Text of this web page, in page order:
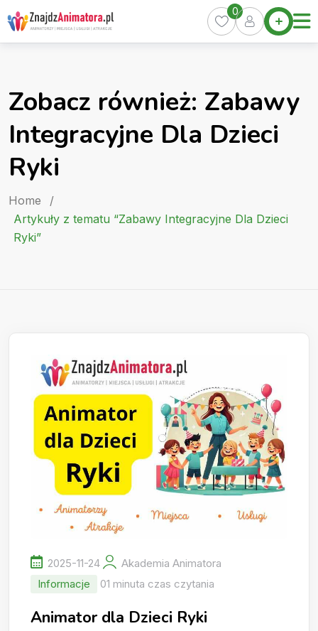
Skip
to
content
Home
Oferty
Pakiety
Kurs
0
Zobacz również: Zabawy
Integracyjne Dla Dzieci
Ryki
Home
/
Artykuły z tematu “Zabawy Integracyjne Dla Dzieci
Ryki”
2025-11-24
Akademia Animatora
Informacje
01 minuta czas czytania
Animator dla Dzieci Ryki